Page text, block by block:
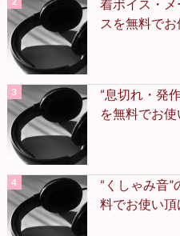
着ボイス・
スを無料でお
“息切れ・発
を無料でお使
“くしゃみ音
料でお使い頂